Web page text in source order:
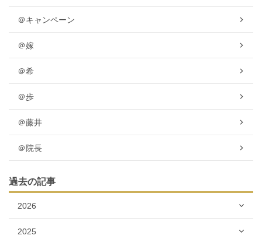
＠キャンペーン
＠嫁
＠希
＠歩
＠藤井
＠院長
過去の記事
2026
2025